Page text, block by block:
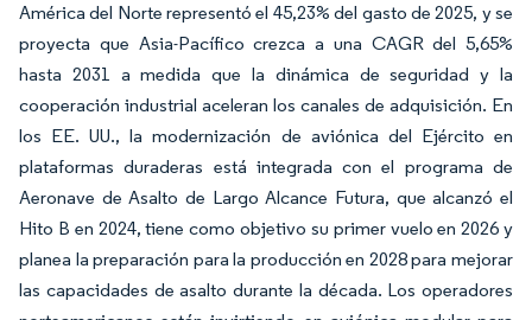
América del Norte representó el 45,23% del gasto de 2025, y se
proyecta que Asia-Pacífico crezca a una CAGR del 5,65%
hasta 2031 a medida que la dinámica de seguridad y la
cooperación industrial aceleran los canales de adquisición. En
los EE. UU., la modernización de aviónica del Ejército en
plataformas duraderas está integrada con el programa de
Aeronave de Asalto de Largo Alcance Futura, que alcanzó el
Hito B en 2024, tiene como objetivo su primer vuelo en 2026 y
planea la preparación para la producción en 2028 para mejorar
las capacidades de asalto durante la década. Los operadores